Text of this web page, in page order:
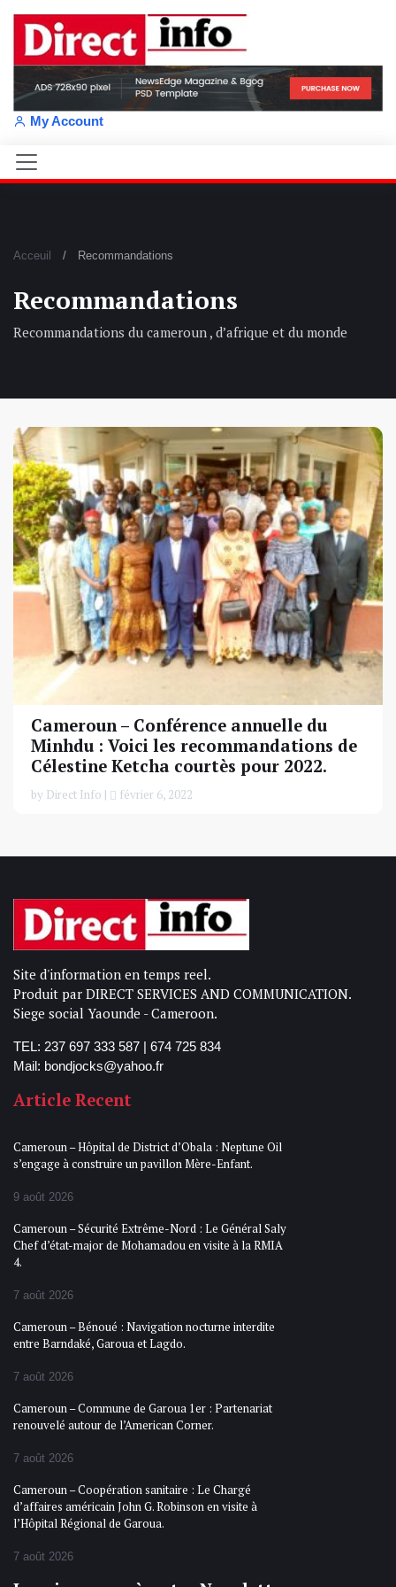
My Account
Acceuil Recommandations
Recommandations
Recommandations du cameroun , d’afrique et du monde
Cameroun – Conférence annuelle du
Minhdu : Voici les recommandations de
Célestine Ketcha courtès pour 2022.
by Direct Info | février 6, 2022
Site d'information en temps reel.
Produit par DIRECT SERVICES AND COMMUNICATION.
Siege social Yaounde - Cameroon.
TEL: 237 697 333 587 | 674 725 834
Mail: bondjocks@yahoo.fr
Article Recent
Cameroun – Hôpital de District d’Obala : Neptune Oil
s’engage à construire un pavillon Mère-Enfant.
9 août 2026
Cameroun – Sécurité Extrême-Nord : Le Général Saly
Chef d’état-major de Mohamadou en visite à la RMIA
4.
7 août 2026
Cameroun – Bénoué : Navigation nocturne interdite
entre Barndaké, Garoua et Lagdo.
7 août 2026
Cameroun – Commune de Garoua 1er : Partenariat
renouvelé autour de l’American Corner.
7 août 2026
Cameroun – Coopération sanitaire : Le Chargé
d’affaires américain John G. Robinson en visite à
l’Hôpital Régional de Garoua.
7 août 2026